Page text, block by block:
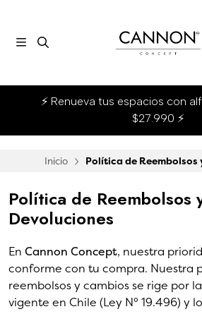
⚡ Renueva tus espacios con
$27.990 ⚡
Inicio Política de Reembolsos
Política de Reembolsos
Devoluciones
En Cannon Concept, nuestra
conforme con tu compra. Nuestra
reembolsos y cambios se rige por
vigente en Chile (Ley N° 19.496) y